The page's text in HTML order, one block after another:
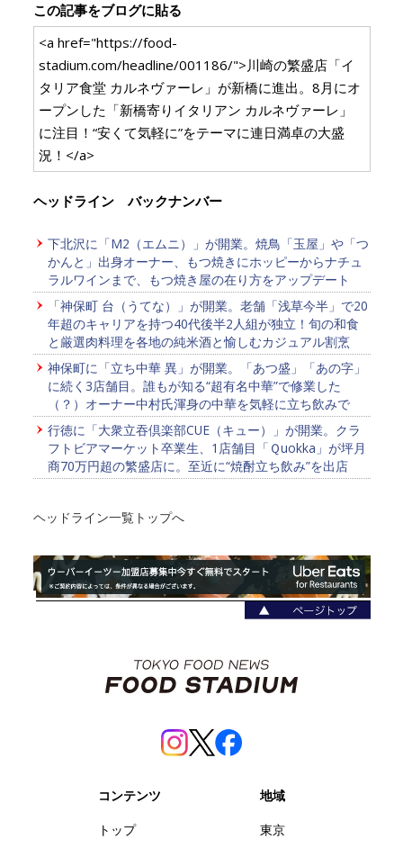
この記事をブログに貼る
<a href="https://food-
stadium.com/headline/001186/">川崎の繁盛店「イ
タリア食堂 カルネヴァーレ」が新橋に進出。8月にオ
ープンした「新橋寄りイタリアン カルネヴァーレ」
に注目！“安くて気軽に”をテーマに連日満卓の大盛
況！</a>
ヘッドライン バックナンバー
下北沢に「M2（エムニ）」が開業。焼鳥「玉屋」や「つ
かんと」出身オーナー、もつ焼きにホッピーからナチュ
ラルワインまで、もつ焼き屋の在り方をアップデート
「神保町 台（うてな）」が開業。老舗「浅草今半」で20
年超のキャリアを持つ40代後半2人組が独立！旬の和食
と厳選肉料理を各地の純米酒と愉しむカジュアル割烹
神保町に「立ち中華 異」が開業。「あつ盛」「あの字」
に続く3店舗目。誰もが知る“超有名中華”で修業した
（？）オーナー中村氏渾身の中華を気軽に立ち飲みで
行徳に「大衆立吞倶楽部CUE（キュー）」が開業。クラ
フトビアマーケット卒業生、1店舗目「Ｑuokka」が坪月
商70万円超の繁盛店に。至近に“焼酎立ち飲み”を出店
ヘッドライン一覧トップへ
コンテンツ
トップ
地域
東京